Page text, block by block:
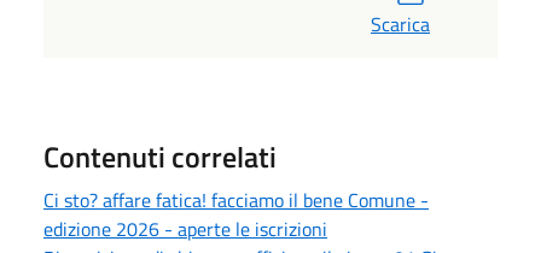
Scarica
Contenuti correlati
Ci sto? affare fatica! facciamo il bene Comune -
edizione 2026 - aperte le iscrizioni